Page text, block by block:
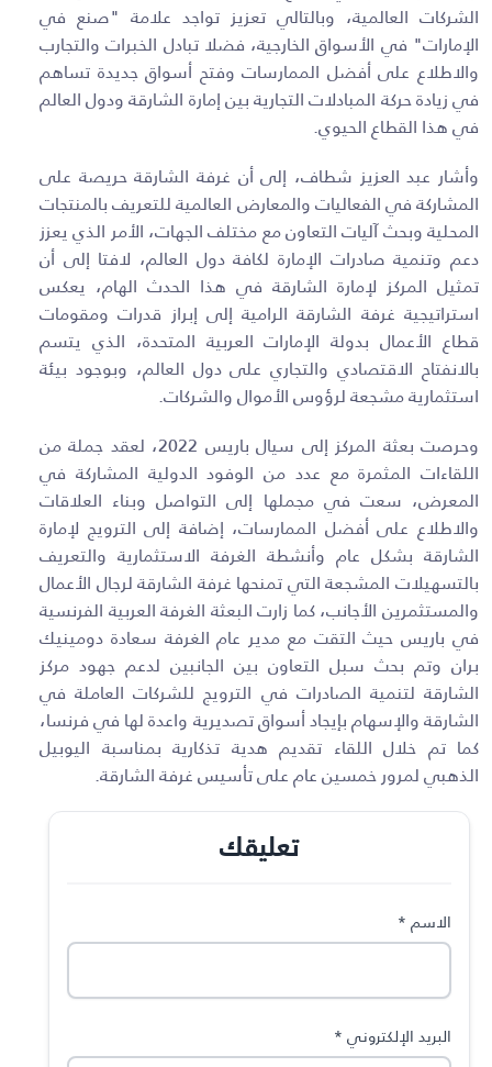
الشركات العالمية، وبالتالي تعزيز تواجد علامة "صنع في
الإمارات" في الأسواق الخارجية، فضلا تبادل الخبرات والتجارب
والاطلاع على أفضل الممارسات وفتح أسواق جديدة تساهم
في زيادة حركة المبادلات التجارية بين إمارة الشارقة ودول العالم
في هذا القطاع الحيوي.
وأشار عبد العزيز شطاف، إلى أن غرفة الشارقة حريصة على
المشاركة في الفعاليات والمعارض العالمية للتعريف بالمنتجات
المحلية وبحث آليات التعاون مع مختلف الجهات، الأمر الذي يعزز
دعم وتنمية صادرات الإمارة لكافة دول العالم، لافتا إلى أن
تمثيل المركز لإمارة الشارقة في هذا الحدث الهام، يعكس
استراتيجية غرفة الشارقة الرامية إلى إبراز قدرات ومقومات
قطاع الأعمال بدولة الإمارات العربية المتحدة، الذي يتسم
بالانفتاح الاقتصادي والتجاري على دول العالم، وبوجود بيئة
استثمارية مشجعة لرؤوس الأموال والشركات.
وحرصت بعثة المركز إلى سيال باريس 2022، لعقد جملة من
اللقاءات المثمرة مع عدد من الوفود الدولية المشاركة في
المعرض، سعت في مجملها إلى التواصل وبناء العلاقات
والاطلاع على أفضل الممارسات، إضافة إلى الترويج لإمارة
الشارقة بشكل عام وأنشطة الغرفة الاستثمارية والتعريف
بالتسهيلات المشجعة التي تمنحها غرفة الشارقة لرجال الأعمال
والمستثمرين الأجانب، كما زارت البعثة الغرفة العربية الفرنسية
في باريس حيث التقت مع مدير عام الغرفة سعادة دومينيك
بران وتم بحث سبل التعاون بين الجانبين لدعم جهود مركز
الشارقة لتنمية الصادرات في الترويج للشركات العاملة في
الشارقة والإسهام بإيجاد أسواق تصديرية واعدة لها في فرنسا،
كما تم خلال اللقاء تقديم هدية تذكارية بمناسبة اليوبيل
الذهبي لمرور خمسين عام على تأسيس غرفة الشارقة.
تعليقك
الاسم *
البريد الإلكتروني *